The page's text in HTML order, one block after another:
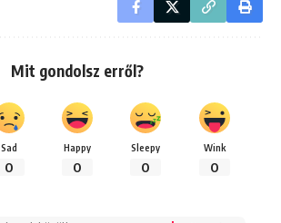
Mit gondolsz erről?
Sad
0
Happy
0
Sleepy
0
Wink
0